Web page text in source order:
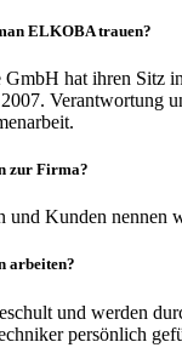
ELKOBA trauen?
hat ihren Sitz
Verantwortung
zur Firma?
und Kunden nennen
arbeiten?
und werden
persönlich